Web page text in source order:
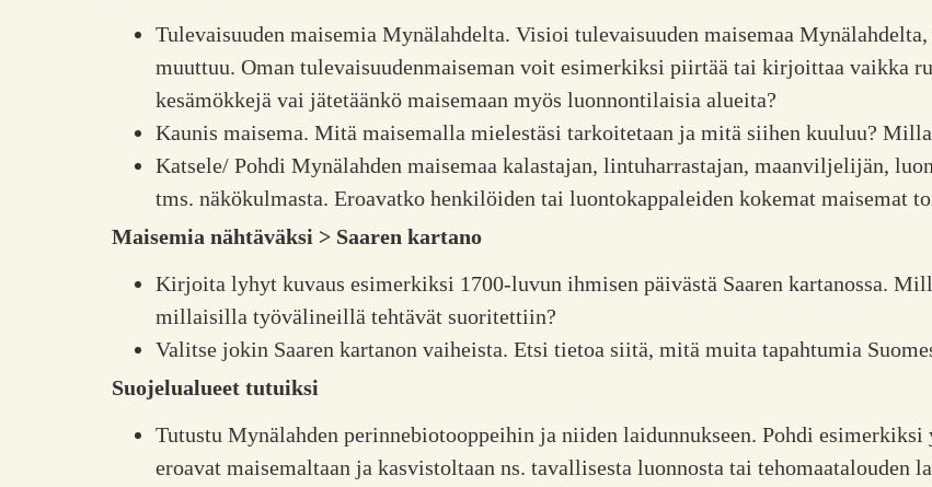
Tulevaisuuden maisemia Mynälahdelta. Visioi tulevaisuuden maisemaa
muuttuu. Oman tulevaisuudenmaiseman voit esimerkiksi piirtää tai kirjoittaa vaikka
kesämökkejä vai jätetäänkö maisemaan myös luonnontilaisia alueita?
Kaunis maisema. Mitä maisemalla mielestäsi tarkoitetaan ja mitä siihen kuuluu?
Katsele/ Pohdi Mynälahden maisemaa kalastajan, lintuharrastajan, maanviljelijän,
tms. näkökulmasta. Eroavatko henkilöiden tai luontokappaleiden kokemat maisemat
Maisemia nähtäväksi > Saaren kartano
Kirjoita lyhyt kuvaus esimerkiksi 1700-luvun ihmisen päivästä Saaren kartanossa.
millaisilla työvälineillä tehtävät suoritettiin?
Valitse jokin Saaren kartanon vaiheista. Etsi tietoa siitä, mitä muita tapahtumia
Suojelualueet tutuiksi
Tutustu Mynälahden perinnebiotooppeihin ja niiden laidunnukseen. Pohdi
eroavat maisemaltaan ja kasvistoltaan ns. tavallisesta luonnosta tai tehomaatalouden